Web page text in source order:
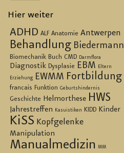
Hier weiter
ADHD ALF Anatomie Antwerpen
Behandlung Biedermann
Biomechanik Buch CMD Darmflora
Diagnostik Dysplasie EBM Eltern
Erziehung EWMM Fortbildung
francais Funktion Geburtshindernis
Geschichte Helmorthese HWS
Jahrestreffen Kasuistiken KIDD Kinder
KiSS Kopfgelenke
Manipulation
Manualmedizin MM